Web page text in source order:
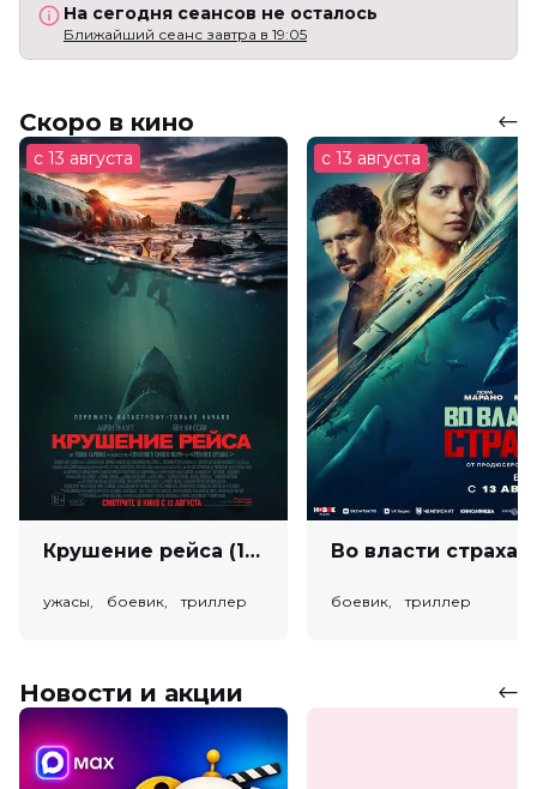
На сегодня сеансов не осталось
Ближайший сеанс завтра в 19:05
Скоро в кино
с 13 августа
Крушение рейса (18+)
ужасы, боевик, триллер
с 13 августа
боевик, триллер
Новости и акции